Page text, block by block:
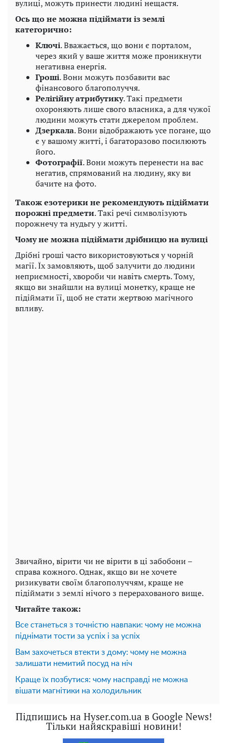
вулиці, можуть принести людині нещастя.
Ось що не можна підіймати із землі
категорично:
Ключі. Вважається, що вони є порталом,
через який у ваше життя може проникнути
негативна енергія.
Гроші. Вони можуть позбавити вас
фінансового благополуччя.
Релігійну атрибутику. Такі предмети
охороняють лише свого власника, а для чужої
людини можуть стати джерелом проблем.
Дзеркала. Вони відображають усе погане, що
є у вашому житті, і багаторазово посилюють
його.
Фотографії. Вони можуть перенести на вас
негатив, спрямований на людину, яку ви
бачите на фото.
Також езотерики не рекомендують підіймати
порожні предмети. Такі речі символізують
порожнечу та нудьгу у житті.
Чому не можна підіймати дрібницю на вулиці
Дрібні гроші часто використовуються у чорній
магії. Їх замовляють, щоб залучити до людини
неприємності, хвороби чи навіть смерть. Тому,
якщо ви знайшли на вулиці монетку, краще не
підіймати її, щоб не стати жертвою магічного
впливу.
Звичайно, вірити чи не вірити в ці забобони –
справа кожного. Однак, якщо ви не хочете
ризикувати своїм благополуччям, краще не
підіймати з землі нічого з перерахованого вище.
Читайте також:
Все станеться з точністю навпаки: чому не можна
піднімати тости за успіх і за успіх
Вам захочеться втекти з дому: чому не можна
залишати немитий посуд на ніч
Краще їх позбутися: чому насправді не можна
вішати магнітики на холодильник
Підпишись на Hyser.com.ua в Google News!
Тільки найяскравіші новини!